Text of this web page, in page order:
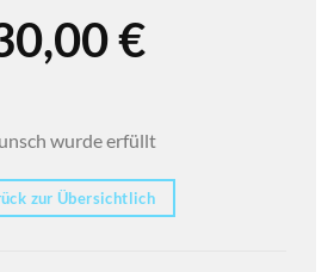
€
wurde erfüllt
zur Übersichtlich